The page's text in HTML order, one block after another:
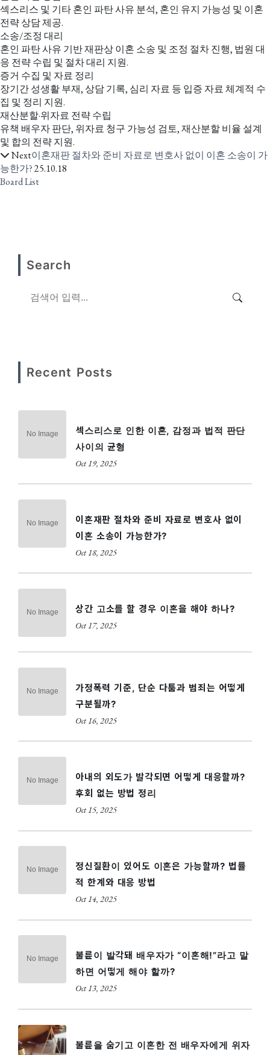
섹스리스 및 기타 혼인 파탄 사유 분석, 혼인 유지 가능성 및 이혼
전략 상담 제공.
소송/조정 대리
혼인 파탄 사유 기반 재판상 이혼 소송 및 조정 절차 진행, 법원 대
응 전략 수립 및 절차 대리 지원.
증거 수집 및 자료 정리
장기간 성생활 부재, 상담 기록, 심리 자료 등 입증 자료 체계적 수
집 및 정리 지원.
재산분할·위자료 전략 수립
유책 배우자 판단, 위자료 청구 가능성 검토, 재산분할 비율 설계
및 합의 전략 지원.
Next이혼재판 절차와 준비 자료로 변호사 없이 이혼 소송이 가
능한가?25.10.18
Board List
Search
Recent Posts
섹스리스로 인한 이혼, 감정과 법적 판단
사이의 균형
Oct 19, 2025
이혼재판 절차와 준비 자료로 변호사 없이
이혼 소송이 가능한가?
Oct 18, 2025
상간 고소를 할 경우 이혼을 해야 하나?
Oct 17, 2025
가정폭력 기준, 단순 다툼과 범죄는 어떻게
구분될까?
Oct 16, 2025
아내의 외도가 발각되면 어떻게 대응할까?
후회 없는 방법 정리
Oct 15, 2025
정신질환이 있어도 이혼은 가능할까? 법률
적 한계와 대응 방법
Oct 14, 2025
불륜이 발각돼 배우자가 “이혼해!”라고 말
하면 어떻게 해야 할까?
Oct 13, 2025
불륜을 숨기고 이혼한 전 배우자에게 위자